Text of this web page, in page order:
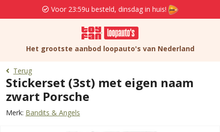
Voor 23:59u besteld, dinsdag in huis!
Het grootste aanbod loopauto's van Nederland
Terug
Stickerset (3st) met eigen naam
zwart Porsche
Merk: Bandits & Angels